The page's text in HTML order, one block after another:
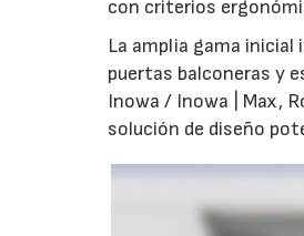
con criterios
La amplia gama
puertas balconeras y
Inowa / Inowa | Max,
solución de diseño